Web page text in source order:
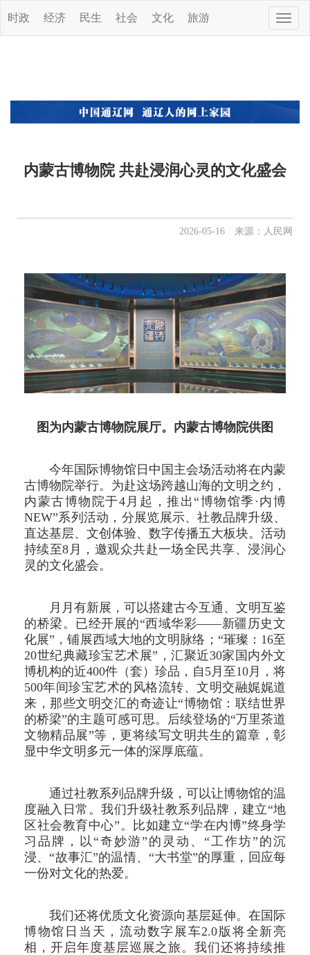
Toggle
时政 经济 民生 社会 文化 旅游
内蒙古博物院 共赴浸润心灵的文化盛会
2026-05-16 来源：人民网
图为内蒙古博物院展厅。 内蒙古博物院供图
今年国际博物馆日中国主会场活动将在内蒙
古博物院举行。为赴这场跨越山海的文明之约，
内蒙古博物院于4月起，推出“博物馆季·内博
NEW”系列活动，分展览展示、社教品牌升级、
直达基层、文创体验、数字传播五大板块。活动
持续至8月，邀观众共赴一场全民共享、浸润心
灵的文化盛会。
月月有新展，可以搭建古今互通、文明互鉴
的桥梁。已经开展的“西域华彩——新疆历史文
化展”，铺展西域大地的文明脉络；“璀璨：16至
20世纪典藏珍宝艺术展”，汇聚近30家国内外文
博机构的近400件（套）珍品，自5月至10月，将
500年间珍宝艺术的风格流转、文明交融娓娓道
来，那些文明交汇的奇迹让“博物馆：联结世界
的桥梁”的主题可感可思。后续登场的“万里茶道
文物精品展”等，更将续写文明共生的篇章，彰
显中华文明多元一体的深厚底蕴。
通过社教系列品牌升级，可以让博物馆的温
度融入日常。我们升级社教系列品牌，建立“地
区社会教育中心”。比如建立“学在内博”终身学
习品牌，以“奇妙游”的灵动、“工作坊”的沉
浸、“故事汇”的温情、“大书堂”的厚重，回应每
一份对文化的热爱。
我们还将优质文化资源向基层延伸。在国际
博物馆日当天，流动数字展车2.0版将全新亮
相，开启年度基层巡展之旅。我们还将持续推